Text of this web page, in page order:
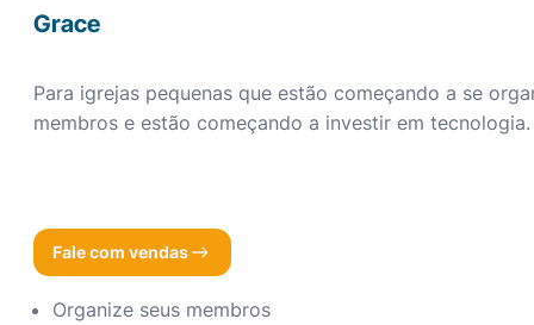
Grace
Para igrejas pequenas que estão começando a se
membros e estão começando a investir em tecnologia.
Fale com vendas
Organize seus membros